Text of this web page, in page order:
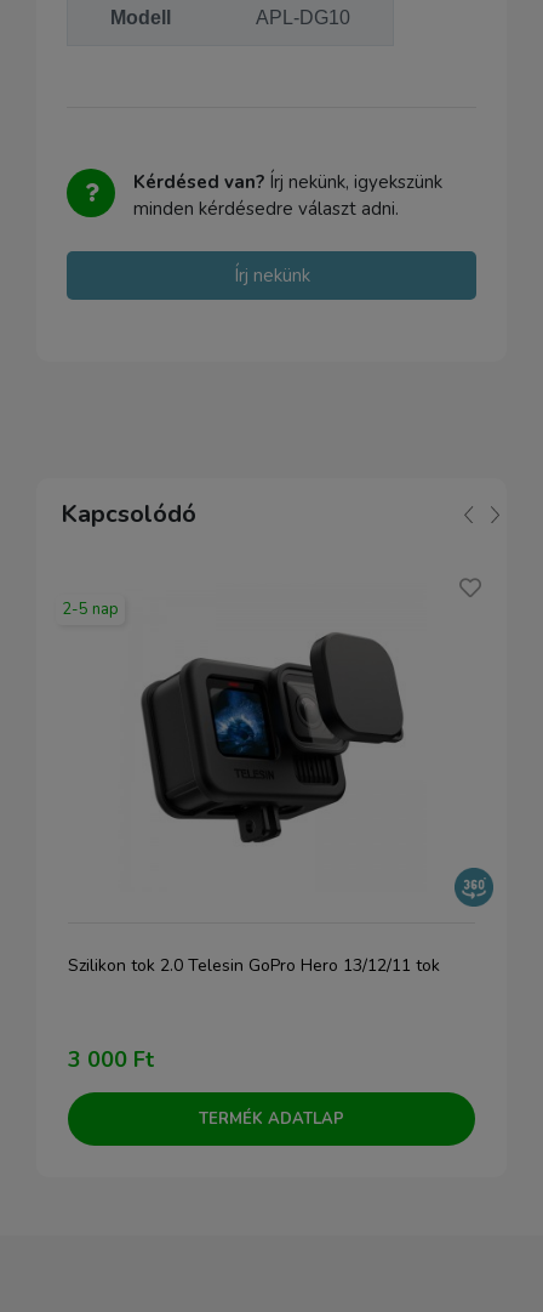
Modell APL-DG10
Kérdésed van? Írj nekünk, igyekszünk
minden kérdésedre választ adni.
Írj nekünk
Kapcsolódó
2-5 nap
Szilikon tok 2.0 Telesin GoPro Hero 13/12/11 tok
3 000 Ft
TERMÉK ADATLAP